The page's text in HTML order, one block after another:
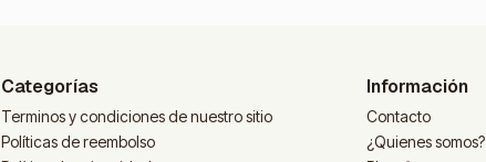
Categorías
Terminos y condiciones de nuestro sitio
Políticas de reembolso
Información
Contacto
¿Quienes somos?